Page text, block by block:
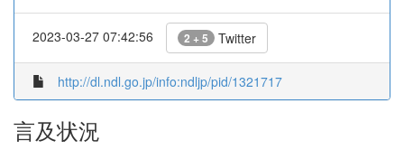
2023-03-27 07:42:56 2 + 5 Twitter
http://dl.ndl.go.jp/info:ndljp/pid/1321717
言及状況